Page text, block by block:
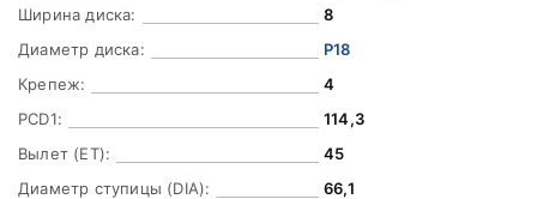
Ширина диска:
8
Диаметр диска:
Р18
Крепеж:
4
PCD1:
114,3
Вылет (ET):
45
Диаметр ступицы (DIA):
66,1